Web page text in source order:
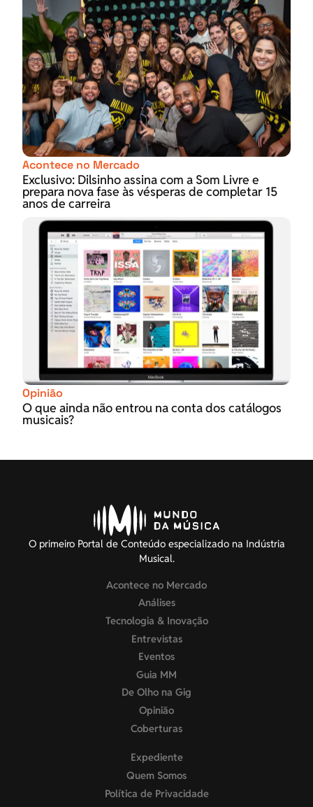
Acontece no Mercado
Exclusivo: Dilsinho assina com a Som Livre e
prepara nova fase às vésperas de completar 15
anos de carreira
Opinião
O que ainda não entrou na conta dos catálogos
musicais?
O primeiro Portal de Conteúdo especializado na Indústria
Musical.
Acontece no Mercado
Análises
Tecnologia & Inovação
Entrevistas
Eventos
Guia MM
De Olho na Gig
Opinião
Coberturas
Expediente
Quem Somos
Política de Privacidade